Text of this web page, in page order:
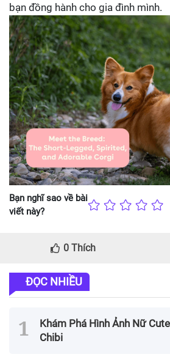
bạn đồng hành cho gia đình mình.
Bạn nghĩ sao về bài
viết này?
0 Thích
ĐỌC NHIỀU
Khám Phá Hình Ảnh Nữ
Chibi